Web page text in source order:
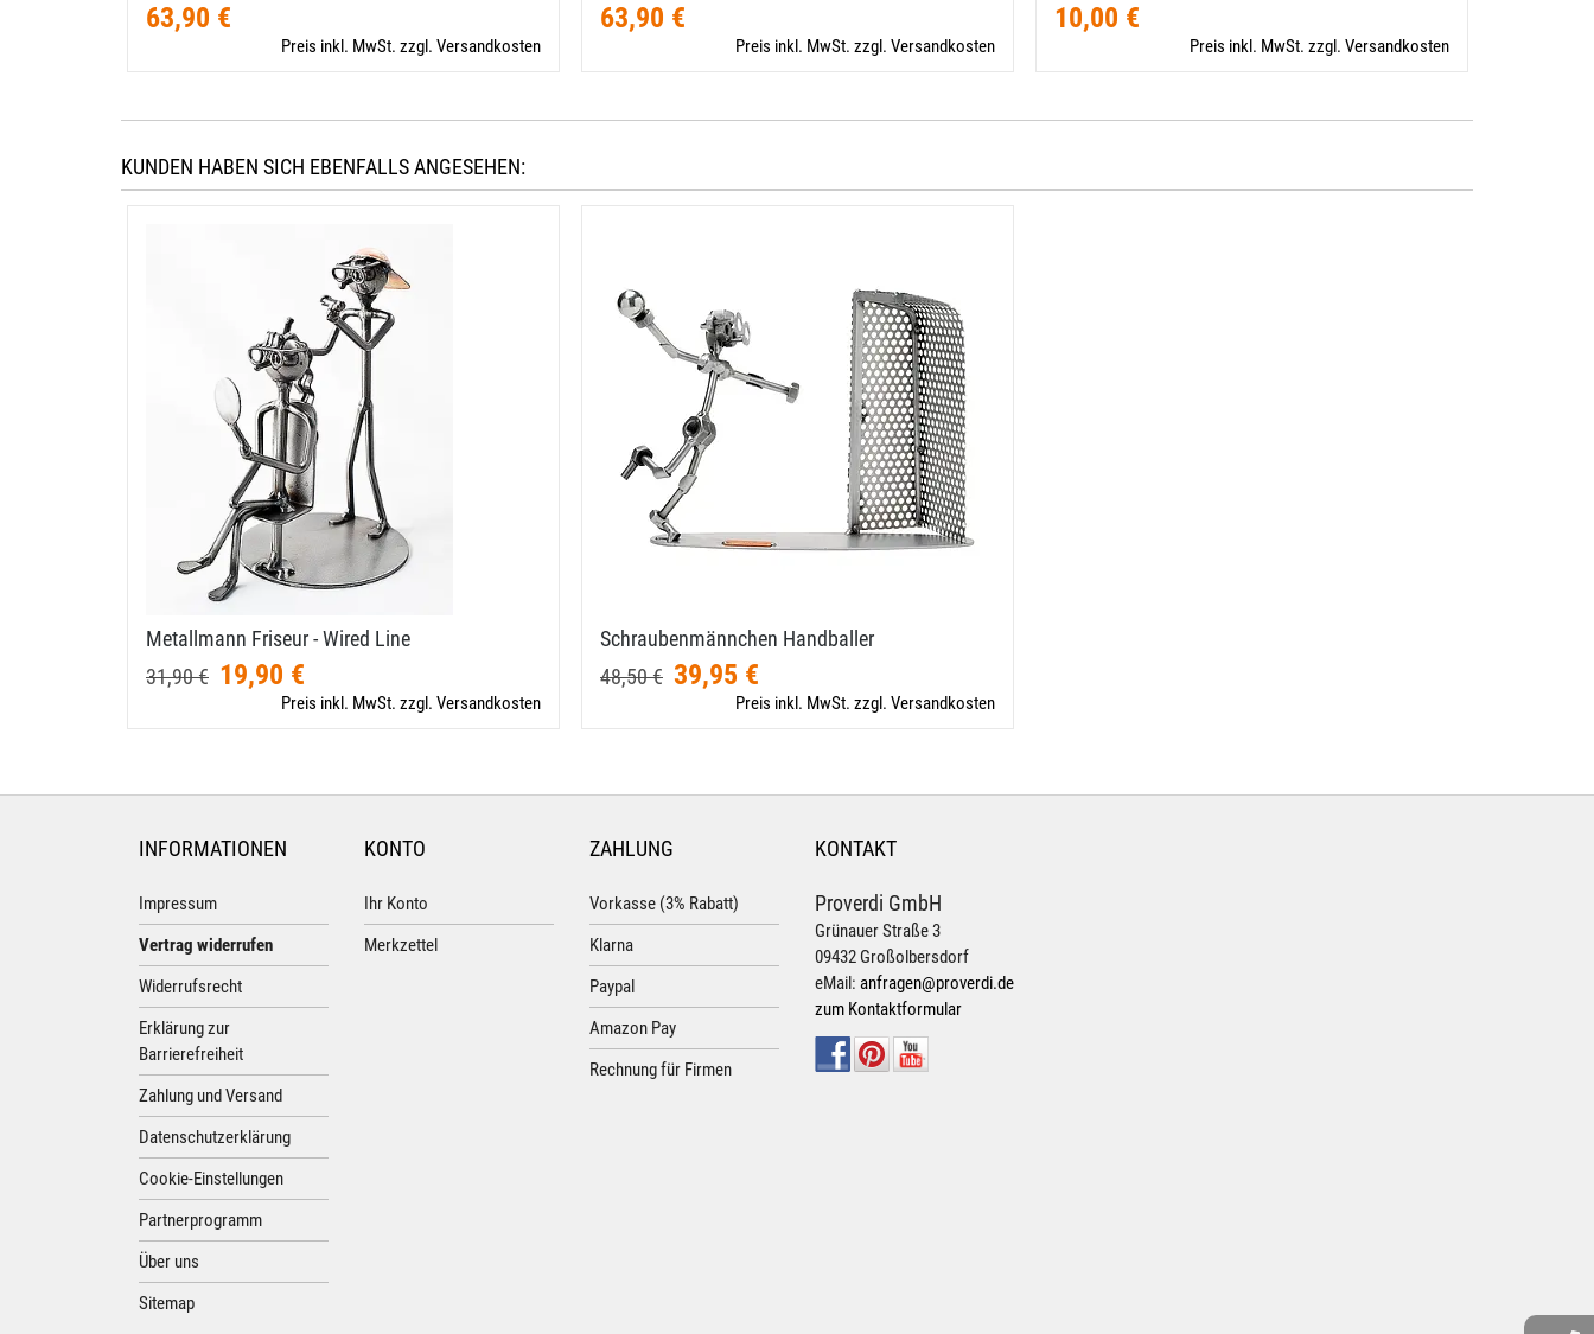
63,90 €
Preis inkl. MwSt. zzgl. Versandkosten
63,90 €
Preis inkl. MwSt. zzgl. Versandkosten
10,00 €
Preis inkl. MwSt. zzgl. Versandkosten
KUNDEN HABEN SICH EBENFALLS ANGESEHEN:
Metallmann Friseur - Wired Line
31,90 € 19,90 €
Preis inkl. MwSt. zzgl. Versandkosten
Schraubenmännchen Handballer
48,50 € 39,95 €
Preis inkl. MwSt. zzgl. Versandkosten
INFORMATIONEN
Impressum
Vertrag widerrufen
Widerrufsrecht
Erklärung zur
Barrierefreiheit
Zahlung und Versand
Datenschutzerklärung
Cookie-Einstellungen
Partnerprogramm
Über uns
Sitemap
KONTO
Ihr Konto
Merkzettel
ZAHLUNG
Vorkasse (3% Rabatt)
Klarna
Paypal
Amazon Pay
Rechnung für Firmen
KONTAKT
Proverdi GmbH
Grünauer Straße 3
09432 Großolbersdorf
eMail: anfragen@proverdi.de
zum Kontaktformular